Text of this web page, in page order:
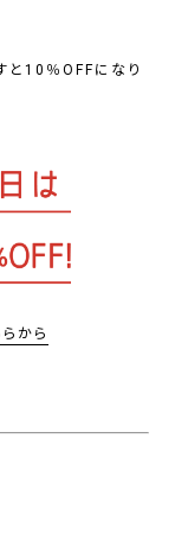
と10％OFFになり
らから